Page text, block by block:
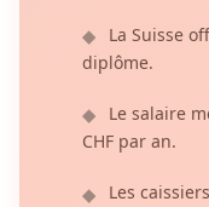
◆
La Suisse
diplôme.
◆
Le salaire
CHF par an.
◆
Les